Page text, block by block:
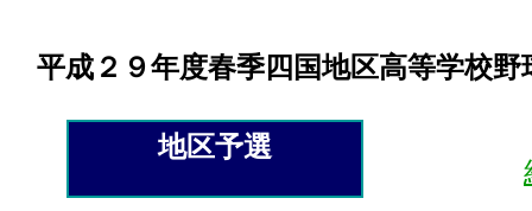
平成２９年度春季四国地区高等学校野
地区予選